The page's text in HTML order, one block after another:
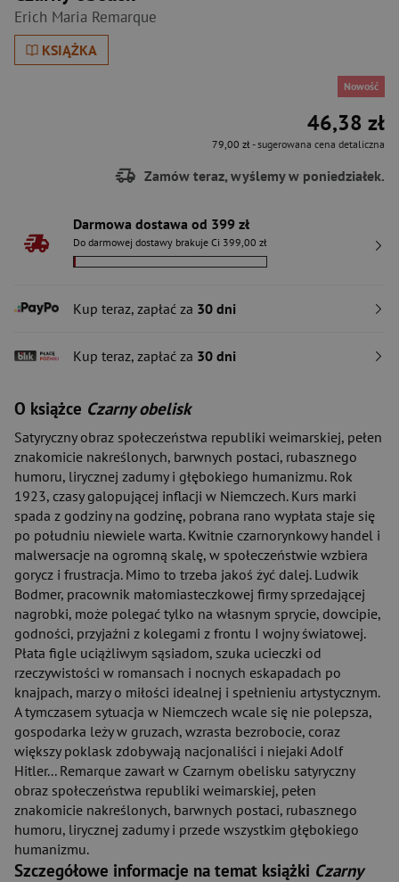
Erich Maria Remarque
KSIĄŻKA
Nowość
46,38 zł
79,00 zł- sugerowana cena detaliczna
Zamów teraz, wyślemy w poniedziałek.
Darmowa dostawa od 399 zł
Do darmowej dostawy brakuje Ci 399,00 zł
Kup teraz, zapłać za 30 dni
Kup teraz, zapłać za 30 dni
O książce Czarny obelisk
Satyryczny obraz społeczeństwa republiki weimarskiej, pełen
znakomicie nakreślonych, barwnych postaci, rubasznego
humoru, lirycznej zadumy i głębokiego humanizmu. Rok
1923, czasy galopującej inflacji w Niemczech. Kurs marki
spada z godziny na godzinę, pobrana rano wypłata staje się
po południu niewiele warta. Kwitnie czarnorynkowy handel i
malwersacje na ogromną skalę, w społeczeństwie wzbiera
gorycz i frustracja. Mimo to trzeba jakoś żyć dalej. Ludwik
Bodmer, pracownik małomiasteczkowej firmy sprzedającej
nagrobki, może polegać tylko na własnym sprycie, dowcipie,
godności, przyjaźni z kolegami z frontu I wojny światowej.
Płata figle uciążliwym sąsiadom, szuka ucieczki od
rzeczywistości w romansach i nocnych eskapadach po
knajpach, marzy o miłości idealnej i spełnieniu artystycznym.
A tymczasem sytuacja w Niemczech wcale się nie polepsza,
gospodarka leży w gruzach, wzrasta bezrobocie, coraz
większy poklask zdobywają nacjonaliści i niejaki Adolf
Hitler... Remarque zawarł w Czarnym obelisku satyryczny
obraz społeczeństwa republiki weimarskiej, pełen
znakomicie nakreślonych, barwnych postaci, rubasznego
humoru, lirycznej zadumy i przede wszystkim głębokiego
humanizmu.
Szczegółowe informacje na temat książki Czarny